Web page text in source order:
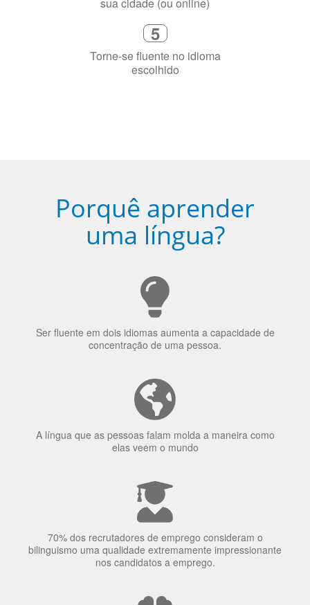
Fique combinado com um instrutor
de idioma nativo e certificado em
sua cidade (ou online)
5
Porquê aprender
uma língua?
concentração de uma pessoa.
elas veem o mundo
70% dos recrutadores de emprego consideram o
nos candidatos a emprego.